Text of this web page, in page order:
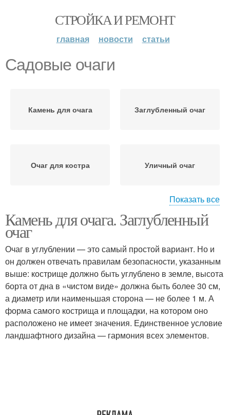
СТРОЙКА И РЕМОНТ
главная новости статьи
Садовые очаги
Камень для очага Заглубленный очаг
Очаг для костра Уличный очаг
Кованый очаг Бетонный очаг
Брусчатка для очага
Показать все
Камень для очага. Заглубленный
очаг
Очаг в углублении — это самый простой вариант. Но и
он должен отвечать правилам безопасности, указанным
выше: кострище должно быть углублено в земле, высота
борта от дна в «чистом виде» должна быть более 30 см,
а диаметр или наименьшая сторона — не более 1 м. А
форма самого кострища и площадки, на котором оно
расположено не имеет значения. Единственное условие
ландшафтного дизайна — гармония всех элементов.